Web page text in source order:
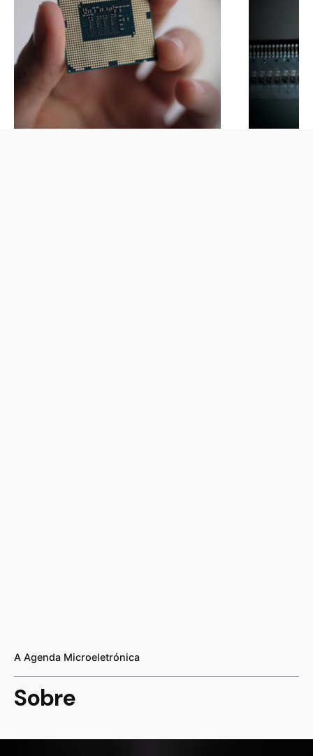
A Agenda Microeletrónica
Sobre